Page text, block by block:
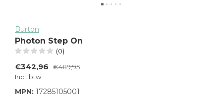
Burton
Photon Step On
(0)
€342,96
€489,95
Incl. btw
MPN: 17285105001